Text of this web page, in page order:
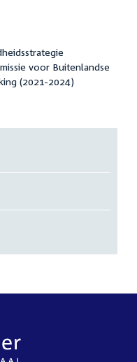
voor Buitenlandse
(2021-2024)